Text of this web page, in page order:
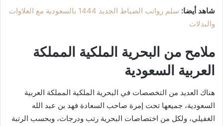
شاهد أيضا:
سلم رواتب الضباط الجديد 1444 بالسعودية مع العلاوات
والبدلات
ملامح من البحرية الملكية المملكة
العربية السعودية
هناك العديد من التخصصات في البحرية الملكية المملكة العربية
السعودية، جميعها تحت إمرة صاحب السعادة فهد بن عبد الله
الغفيلي، ولكل من اختصاصات البحرية رتب ودرجات، وبحسب الرتبة